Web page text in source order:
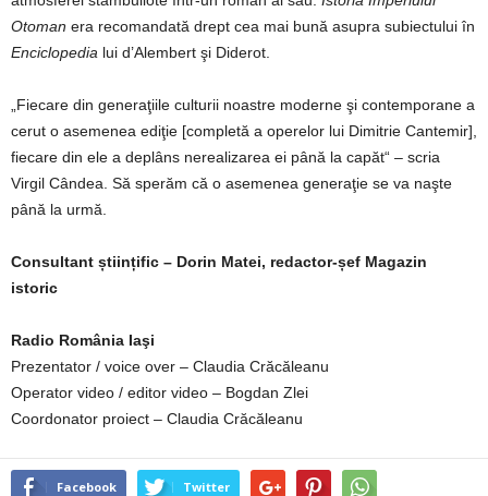
Otoman era recomandată drept cea mai bună asupra subiectului în
Enciclopedia lui d’Alembert şi Diderot.
„Fiecare din generaţiile culturii noastre moderne şi contemporane a
cerut o asemenea ediţie [completă a operelor lui Dimitrie Cantemir],
fiecare din ele a deplâns nerealizarea ei până la capăt“ – scria
Virgil Cândea. Să sperăm că o asemenea generaţie se va naşte
până la urmă.
Consultant științific – Dorin Matei, redactor-șef Magazin
istoric
Radio România Iaşi
Prezentator / voice over – Claudia Crăcăleanu
Operator video / editor video – Bogdan Zlei
Coordonator proiect – Claudia Crăcăleanu
Facebook Twitter